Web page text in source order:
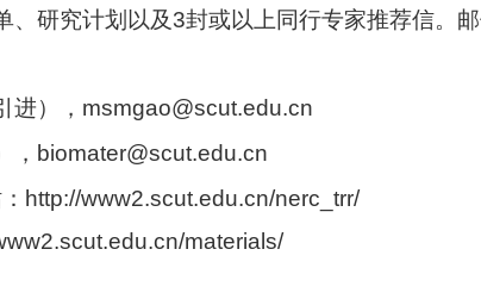
、研究计划以及3封或以上同行专家推荐信。
进）， msmgao@scut.edu.cn
， biomater@scut.edu.cn
http://www2.scut.edu.cn/nerc_trr/
materials/